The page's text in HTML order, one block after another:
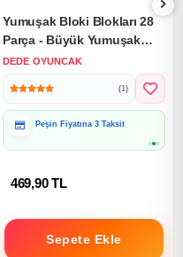
Yumuşak Bloki Blokları 28
Parça - Büyük Yumuşak
Bloklar - Büyük Soft Lego
Oyuncakları
DEDE OYUNCAK
(1)
Peşin Fiyatına 3 Taksit
469,90 TL
Sepete Ekle